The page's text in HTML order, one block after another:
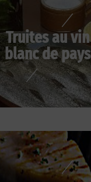
Truites au vin
blanc de pays